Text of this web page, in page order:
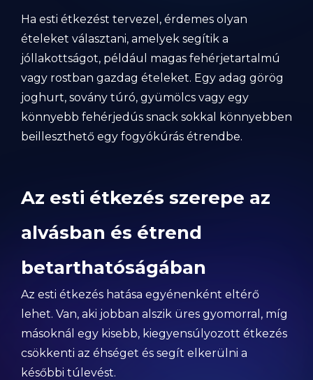
Ha esti étkezést tervezel, érdemes olyan
ételeket választani, amelyek segítik a
jóllakottságot, például magas fehérjetartalmú
vagy rostban gazdag ételeket. Egy adag görög
joghurt, sovány túró, gyümölcs vagy egy
könnyebb fehérjedús snack sokkal könnyebben
beilleszthető egy fogyókúrás étrendbe.
Az esti étkezés szerepe az
alvásban és étrend
betarthatóságában
Az esti étkezés hatása egyénenként eltérő
lehet. Van, aki jobban alszik üres gyomorral, míg
másoknál egy kisebb, kiegyensúlyozott étkezés
csökkenti az éhséget és segít elkerülni a
későbbi túlevést.